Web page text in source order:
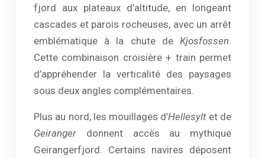
fjord aux plateaux d’altitude, en longeant
cascades et parois rocheuses, avec un arrêt
emblématique à la chute de Kjosfossen.
Cette combinaison croisière + train permet
d’appréhender la verticalité des paysages
sous deux angles complémentaires.
Plus au nord, les mouillages d’Hellesyltet de
Geiranger donnent accès au mythique
Geirangerfjord. Certains navires déposent